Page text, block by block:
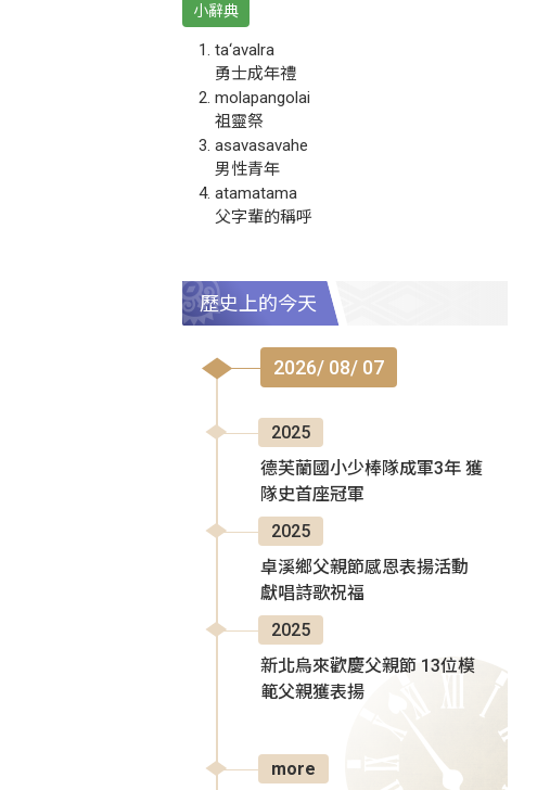
小辭典
ta‘avalra
勇士成年禮
molapangolai
祖靈祭
asavasavahe
男性青年
atamatama
父字輩的稱呼
歷史上的今天
2026/ 08/ 07
2025
德芙蘭國小少棒隊成軍3年 獲
隊史首座冠軍
2025
卓溪鄉父親節感恩表揚活動
獻唱詩歌祝福
2025
新北烏來歡慶父親節 13位模
範父親獲表揚
more